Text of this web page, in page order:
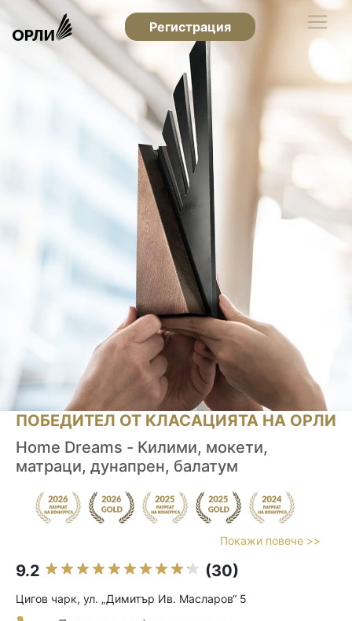
Регистрация
ПОБЕДИТЕЛ ОТ КЛАСАЦИЯТА НА ОРЛИ
Home Dreams - Килими, мокети,
матраци, дунапрен, балатум
Покажи повече >>
9.2 (30)
Цигов чарк, ул. „Димитър Ив. Масларов“ 5